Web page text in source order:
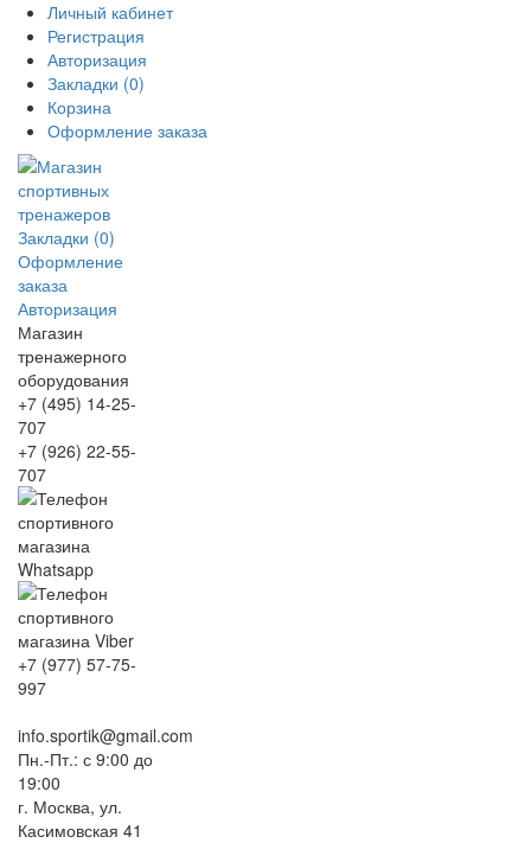
Личный кабинет
Регистрация
Авторизация
Закладки (0)
Корзина
Оформление заказа
Закладки (0)
Оформление
заказа
Авторизация
Магазин
тренажерного
оборудования
+7 (495) 14-25-
707
+7 (926) 22-55-
707
+7 (977) 57-75-
997
info.sportik@gmail.com
Пн.-Пт.: с 9:00 до
19:00
г. Москва, ул.
Касимовская 41